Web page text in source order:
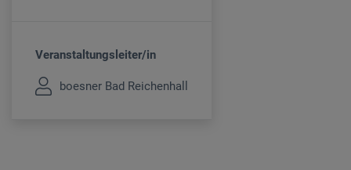
Veranstaltungsleiter/in
boesner Bad Reichenhall